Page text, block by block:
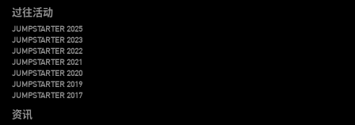
过往活动
JUMPSTARTER 2025
JUMPSTARTER 2023
JUMPSTARTER 2022
JUMPSTARTER 2021
JUMPSTARTER 2020
JUMPSTARTER 2019
JUMPSTARTER 2017
资讯